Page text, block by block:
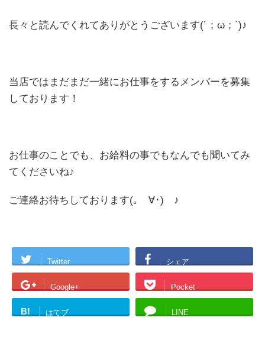
長々と読んでくれてありがとうございます(´；ω；`)♪
当店ではまだまだ一緒にお仕事をするメンバーを募集
しております！
お仕事のことでも、お給料の事でもなんでも聞いてみ
てくださいね♪
ご連絡お待ちしております(｡ゝ∀･)ゞ♪
Twitter シェア
Google+ Pocket
B! はてブ LINE